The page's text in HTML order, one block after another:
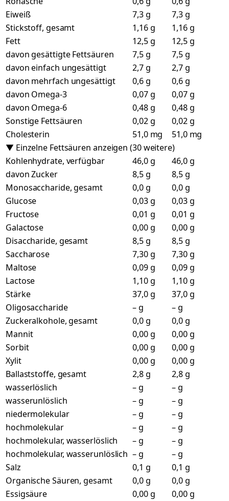
Eiweiß
7,3 g
7,3 g
Stickstoff, gesamt
1,16 g
1,16 g
Fett
12,5 g
12,5 g
davon gesättigte Fettsäuren
7,5 g
7,5 g
davon einfach ungesättigt
2,7 g
2,7 g
davon mehrfach ungesättigt
0,6 g
0,6 g
davon Omega-3
0,07 g
0,07 g
davon Omega-6
0,48 g
0,48 g
Sonstige Fettsäuren
0,02 g
0,02 g
Cholesterin
51,0 mg
51,0 mg
▼ Einzelne Fettsäuren anzeigen (30 weitere)
Kohlenhydrate, verfügbar
46,0 g
46,0 g
davon Zucker
8,5 g
8,5 g
Monosaccharide, gesamt
0,0 g
0,0 g
Glucose
0,03 g
0,03 g
Fructose
0,01 g
0,01 g
Galactose
0,00 g
0,00 g
Disaccharide, gesamt
8,5 g
8,5 g
Saccharose
7,30 g
7,30 g
Maltose
0,09 g
0,09 g
Lactose
1,10 g
1,10 g
Stärke
37,0 g
37,0 g
Oligosaccharide
– g
– g
Zuckeralkohole, gesamt
0,0 g
0,0 g
Mannit
0,00 g
0,00 g
Sorbit
0,00 g
0,00 g
Xylit
0,00 g
0,00 g
Ballaststoffe, gesamt
2,8 g
2,8 g
wasserlöslich
– g
– g
wasserunlöslich
– g
– g
niedermolekular
– g
– g
hochmolekular
– g
– g
hochmolekular, wasserlöslich
– g
– g
hochmolekular, wasserunlöslich – g
– g
Salz
0,1 g
0,1 g
Organische Säuren, gesamt
0,0 g
0,0 g
Essigsäure
0,00 g
0,00 g